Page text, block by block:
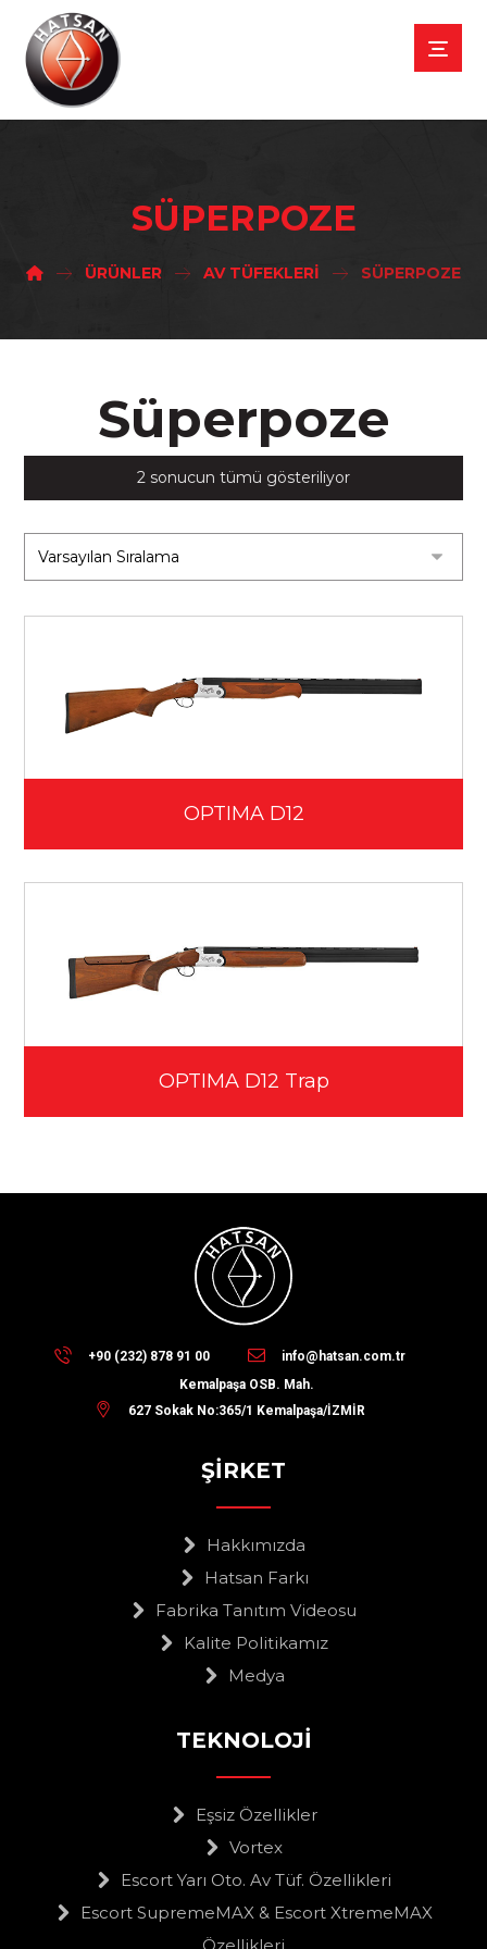
SÜPERPOZE
ÜRÜNLER AV TÜFEKLERI SÜPERPOZE
Süperpoze
2 sonucun tümü gösteriliyor
OPTIMA D12
OPTIMA D12 Trap
+90 (232) 878 91 00
info@hatsan.com.tr
Kemalpaşa OSB. Mah.
627 Sokak No:365/1 Kemalpaşa/İZMİR
ŞİRKET
Hakkımızda
Hatsan Farkı
Fabrika Tanıtım Videosu
Kalite Politikamız
Medya
TEKNOLOJİ
Eşsiz Özellikler
Vortex
Escort Yarı Oto. Av Tüf. Özellikleri
Escort SupremeMAX & Escort XtremeMAX
Özellikleri